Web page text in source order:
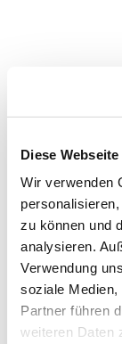
Diese
Wir verwenden
zu können und
analysieren.
Verwendung
soziale Medien,
Partner führen
weiteren Daten